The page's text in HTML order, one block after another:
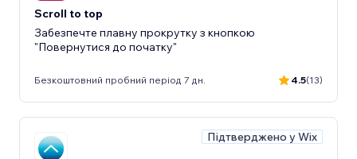
Scroll to top
Забезпечте плавну прокрутку з кнопкою
"Повернутися до початку"
Безкоштовний пробний період 7 дн. 4.5(13)
Підтверджено у Wix